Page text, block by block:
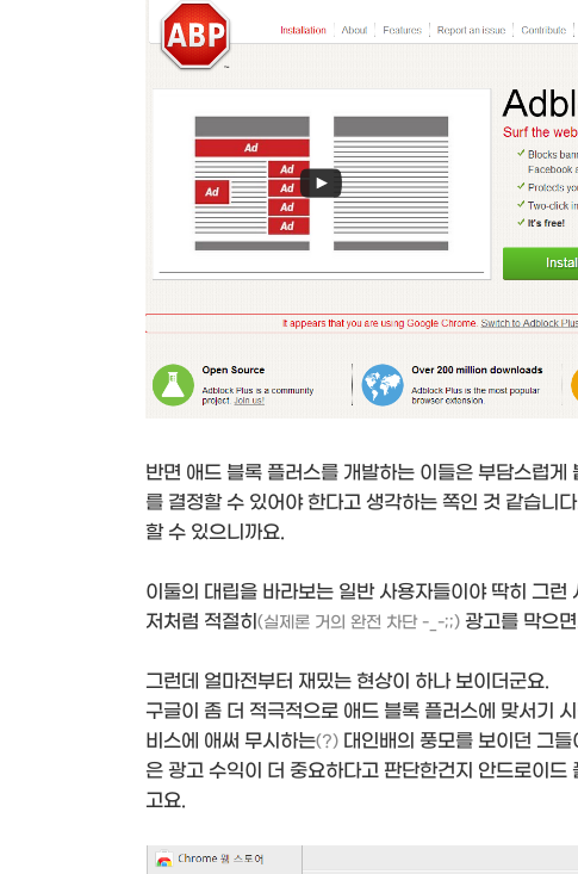
반면 애드 블록 플러스를 개발하는 이들은 부담스럽
를 결정할 수 있어야 한다고 생각하는 쪽인 것 같습니
할 수 있으니까요.
이둘의 대립을 바라보는 일반 사용자들이야 딱히 그
저처럼 적절히 (실제론 거의 완전 차단 -_-;;) 광고를 막으
그런데 얼마전부터 재밌는 현상이 하나 보이더군요.
구글이 좀 더 적극적으로 애드 블록 플러스에 맞서기
비스에 애써 무시하는(?) 대인배의 풍모를 보이던 그
은 광고 수익이 더 중요하다고 판단한건지 안드로이
고요.